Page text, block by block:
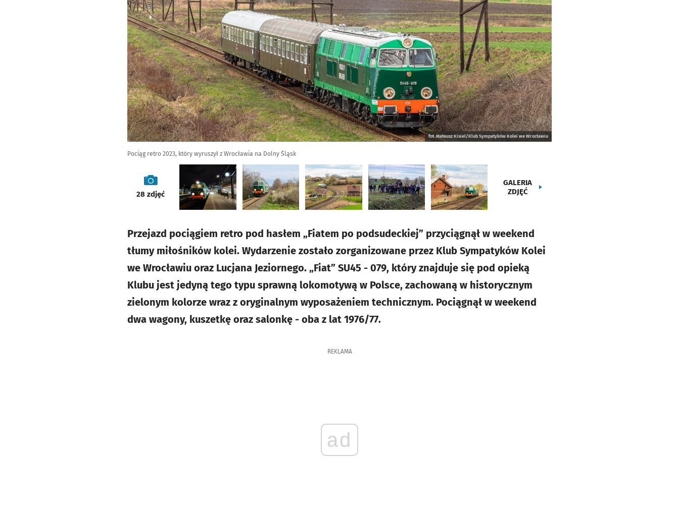
fot. Mateusz Kisiel/Klub Sympatyków Kolei we Wrocławiu
Pociąg retro 2023, który wyruszył z Wrocławia na Dolny Śląsk
galeria
28zdjęć
GALERIA
ZDJĘĆ
Przejazd pociągiem retro pod hasłem „Fiatem po podsudeckiej” przyciągnął w weekend
tłumy miłośników kolei. Wydarzenie zostało zorganizowane przez Klub Sympatyków Kolei
we Wrocławiu oraz Lucjana Jeziornego. „Fiat” SU45 - 079, który znajduje się pod opieką
Klubu jest jedyną tego typu sprawną lokomotywą w Polsce, zachowaną w historycznym
zielonym kolorze wraz z oryginalnym wyposażeniem technicznym. Pociągnął w weekend
dwa wagony, kuszetkę oraz salonkę - oba z lat 1976/77.
REKLAMA
ad